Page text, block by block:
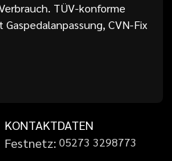
TÜV-konforme
CVN-Fix
KONTAKTDATEN
Festnetz: 05273 3298773